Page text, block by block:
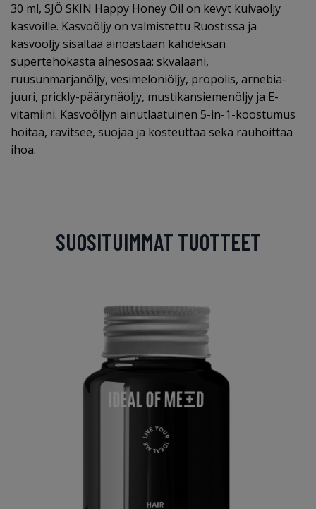
30 ml, SJÖ SKIN Happy Honey Oil on kevyt kuivaöljy
kasvoille. Kasvoöljy on valmistettu Ruostissa ja
kasvoöljy sisältää ainoastaan kahdeksan
supertehokasta ainesosaa: skvalaani,
ruusunmarjanöljy, vesimeloniöljy, propolis, arnebia-
juuri, prickly-päärynäöljy, mustikansiemenöljy ja E-
vitamiini. Kasvoöljyn ainutlaatuinen 5-in-1-koostumus
hoitaa, ravitsee, suojaa ja kosteuttaa sekä rauhoittaa
ihoa.
SUOSITUIMMAT TUOTTEET